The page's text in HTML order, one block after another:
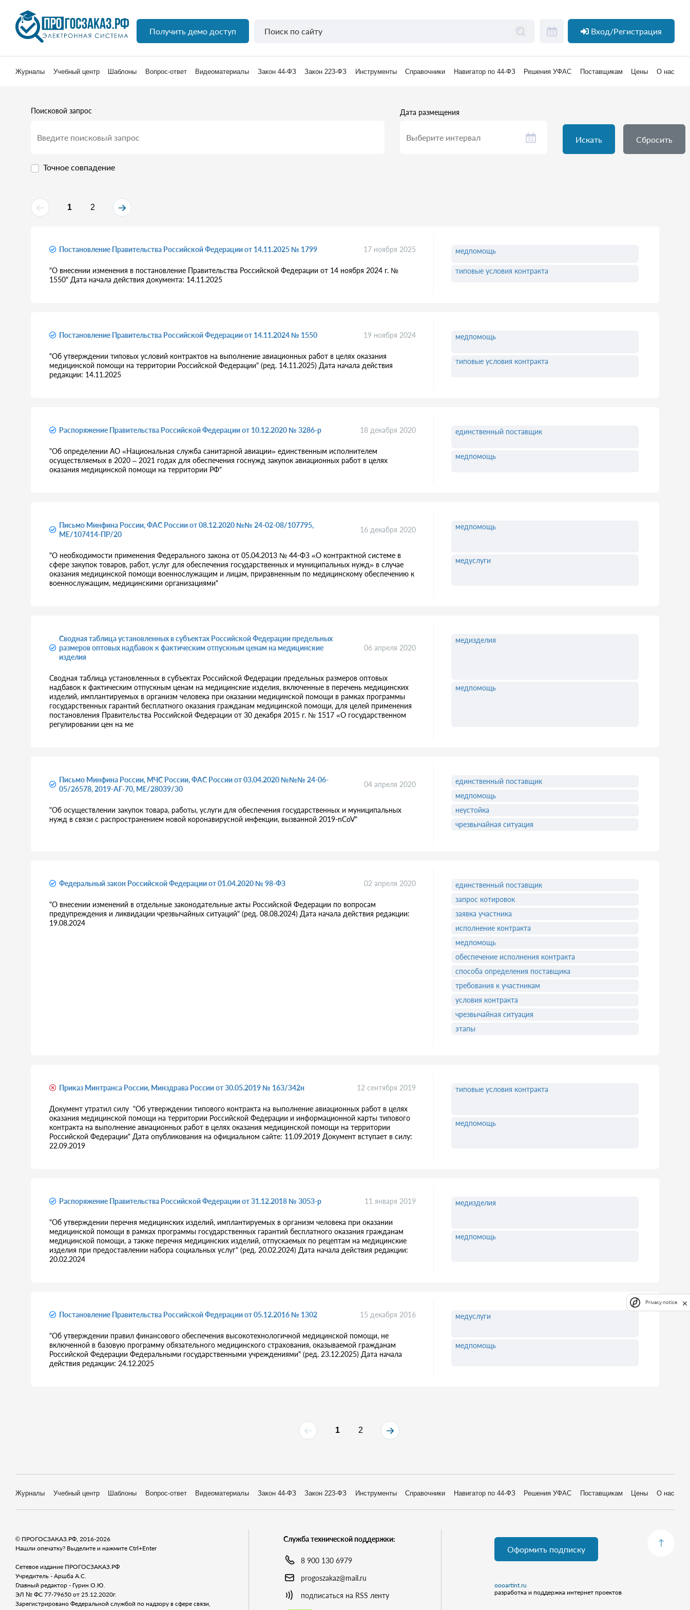
Получить демо доступ Вход/Регистрация
Журналы Учебный центр Шаблоны Вопрос-ответ Видеоматериалы Закон 44-ФЗ Закон 223-ФЗ Инструменты Справочники Навигатор по 44-ФЗ Решения УФАС Поставщикам Цены О нас
Поисковой запрос
Точное совпадение
Дата размещения
Искать Сбросить
1 2
Постановление Правительства Российской Федерации от 14.11.2025 № 1799 17 ноября 2025
"О внесении изменения в постановление Правительства Российской Федерации от 14 ноября 2024 г. №
1550" Дата начала действия документа: 14.11.2025
медпомощь
типовые условия контракта
Постановление Правительства Российской Федерации от 14.11.2024 № 1550 19 ноября 2024
"Об утверждении типовых условий контрактов на выполнение авиационных работ в целях оказания
медицинской помощи на территории Российской Федерации" (ред. 14.11.2025) Дата начала действия
редакции: 14.11.2025
медпомощь
типовые условия контракта
Распоряжение Правительства Российской Федерации от 10.12.2020 № 3286-р 18 декабря 2020
"Об определении АО «Национальная служба санитарной авиации» единственным исполнителем
осуществляемых в 2020 – 2021 годах для обеспечения госнужд закупок авиационных работ в целях
оказания медицинской помощи на территории РФ"
единственный поставщик
медпомощь
Письмо Минфина России, ФАС России от 08.12.2020 №№ 24-02-08/107795,
МЕ/107414-ПР/20
16 декабря 2020
"О необходимости применения Федерального закона от 05.04.2013 № 44-ФЗ «О контрактной системе в
сфере закупок товаров, работ, услуг для обеспечения государственных и муниципальных нужд» в случае
оказания медицинской помощи военнослужащим и лицам, приравненным по медицинскому обеспечению к
военнослужащим, медицинскими организациями"
медпомощь
медуслуги
Сводная таблица установленных в субъектах Российской Федерации предельных
размеров оптовых надбавок к фактическим отпускным ценам на медицинские
изделия
06 апреля 2020
Сводная таблица установленных в субъектах Российской Федерации предельных размеров оптовых
надбавок к фактическим отпускным ценам на медицинские изделия, включенные в перечень медицинских
изделий, имплантируемых в организм человека при оказании медицинской помощи в рамках программы
государственных гарантий бесплатного оказания гражданам медицинской помощи, для целей применения
постановления Правительства Российской Федерации от 30 декабря 2015 г. № 1517 «О государственном
регулировании цен на ме
медизделия
медпомощь
Письмо Минфина России, МЧС России, ФАС России от 03.04.2020 №№№ 24-06-
05/26578, 2019-АГ-70, МЕ/28039/30
04 апреля 2020
"Об осуществлении закупок товара, работы, услуги для обеспечения государственных и муниципальных
нужд в связи с распространением новой коронавирусной инфекции, вызванной 2019-nCoV"
единственный поставщик
медпомощь
неустойка
чрезвычайная ситуация
Федеральный закон Российской Федерации от 01.04.2020 № 98-ФЗ 02 апреля 2020
"О внесении изменений в отдельные законодательные акты Российской Федерации по вопросам
предупреждения и ликвидации чрезвычайных ситуаций" (ред. 08.08.2024) Дата начала действия редакции:
19.08.2024
единственный поставщик
запрос котировок
заявка участника
исполнение контракта
медпомощь
обеспечение исполнения контракта
способа определения поставщика
требования к участникам
условия контракта
чрезвычайная ситуация
этапы
Приказ Минтранса России, Минздрава России от 30.05.2019 № 163/342н 12 сентября 2019
Документ утратил силу "Об утверждении типового контракта на выполнение авиационных работ в целях
оказания медицинской помощи на территории Российской Федерации и информационной карты типового
контракта на выполнение авиационных работ в целях оказания медицинской помощи на территории
Российской Федерации" Дата опубликования на официальном сайте: 11.09.2019 Документ вступает в силу:
22.09.2019
типовые условия контракта
медпомощь
Распоряжение Правительства Российской Федерации от 31.12.2018 № 3053-р 11 января 2019
"Об утверждении перечня медицинских изделий, имплантируемых в организм человека при оказании
медицинской помощи в рамках программы государственных гарантий бесплатного оказания гражданам
медицинской помощи, а также перечня медицинских изделий, отпускаемых по рецептам на медицинские
изделия при предоставлении набора социальных услуг" (ред. 20.02.2024) Дата начала действия редакции:
20.02.2024
медизделия
медпомощь
Постановление Правительства Российской Федерации от 05.12.2016 № 1302 15 декабря 2016
"Об утверждении правил финансового обеспечения высокотехнологичной медицинской помощи, не
включенной в базовую программу обязательного медицинского страхования, оказываемой гражданам
Российской Федерации Федеральными государственными учреждениями" (ред. 23.12.2025) Дата начала
действия редакции: 24.12.2025
медуслуги
медпомощь
1 2
Журналы Учебный центр Шаблоны Вопрос-ответ Видеоматериалы Закон 44-ФЗ Закон 223-ФЗ Инструменты Справочники Навигатор по 44-ФЗ Решения УФАС Поставщикам Цены О нас
© ПРОГОСЗАКАЗ.РФ, 2016-2026
Нашли опечатку? Выделите и нажмите Ctrl+Enter
Сетевое издание ПРОГОСЗАКАЗ.РФ
Учредитель - Аршба А.С.
Главный редактор - Гурин О.Ю.
ЭЛ № ФС 77-79650 от 25.12.2020г.
Зарегистрировано Федеральной службой по надзору в сфере связи,
Служба технической поддержки:
8 900 130 6979
progoszakaz@mail.ru
подписаться на RSS ленту
Оформить подписку
oooartint.ru
разработка и поддержка интернет проектов
Privacy notice